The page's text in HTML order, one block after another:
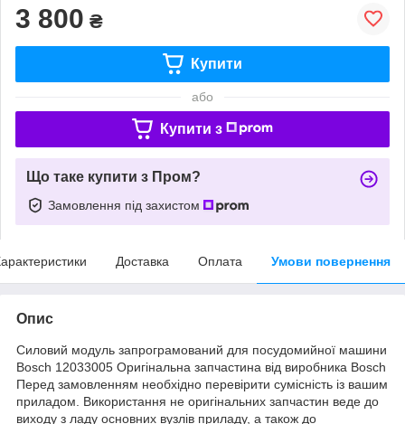
3 800 ₴
Купити
або
Купити з
Що таке купити з Пром?
Замовлення під захистом
Доставка Оплата Умови повернення
Опис
Силовий модуль запрограмований для посудомийної машини
Bosch 12033005 Оригінальна запчастина від виробника Bosch
Перед замовленням необхідно перевірити сумісність із вашим
приладом. Використання не оригінальних запчастин веде до
виходу з ладу основних вузлів приладу, а також до